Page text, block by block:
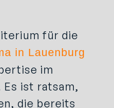
für die
in Lauenburg
im
ist ratsam,
die bereits